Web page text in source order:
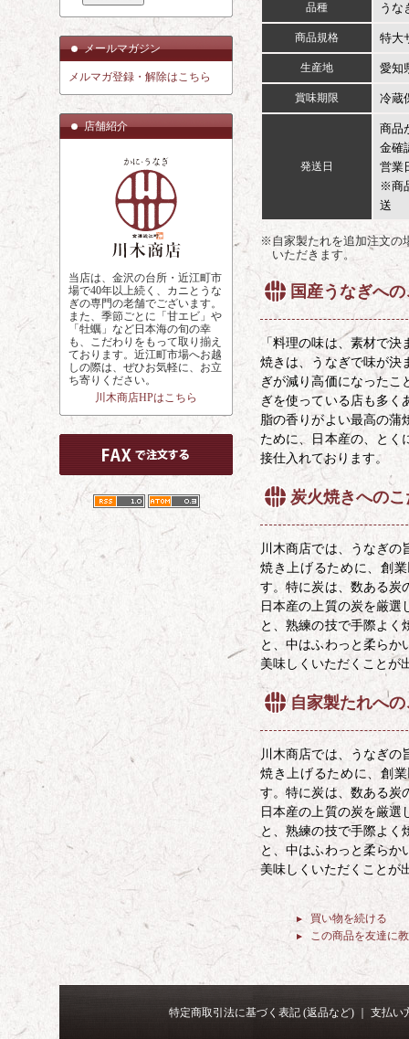
メールマガジン
メルマガ登録・解除はこちら
店舗紹介
当店は、金沢の台所・近江町市
場で40年以上続く、カニとうな
ぎの専門の老舗でございます。
また、季節ごとに「甘エビ」や
「牡蠣」など日本海の旬の幸
も、こだわりをもって取り揃え
ております。近江町市場へお越
しの際は、ぜひお気軽に、お立
ち寄りください。
川木商店HPはこちら
品種 うな
商品規格 特大
生産地 愛知
賞味期限 冷蔵
発送日
商品
金確
営業
※商
送
※自家製たれを追加注文の
いただきます。
国産うなぎへ
「料理の味は、素材で
焼きは、うなぎで味が決
ぎが減り高価になったこ
ぎを使っている店も多く
脂の香りがよい最高の蒲
ために、日本産の、とく
接仕入れております。
炭火焼きへの
川木商店では、うなぎの
焼き上げるために、創
す。特に炭は、数ある炭
日本産の上質の炭を厳選
と、熟練の技で手際よく
と、中はふわっと柔らか
美味しくいただくことが
自家製たれへ
川木商店では、うなぎの
焼き上げるために、創
す。特に炭は、数ある炭
日本産の上質の炭を厳選
と、熟練の技で手際よく
と、中はふわっと柔らか
美味しくいただくことが
買い物を続ける
この商品を友達に
特定商取引法に基づく表記 (返品など)｜ 支払い